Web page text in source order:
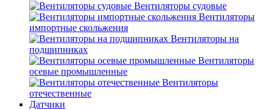
Вентиляторы судовые
Вентиляторы
импортные скольжения
Вентиляторы на
подшипниках
Вентиляторы
осевые промышленные
Вентиляторы
отечественные
Датчики